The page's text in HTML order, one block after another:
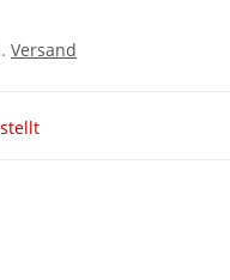
Versand